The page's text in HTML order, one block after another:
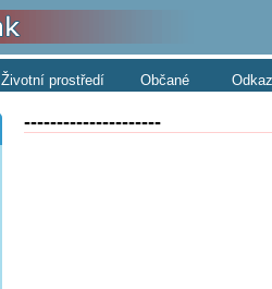
Životní prostředí Občané
---------------------